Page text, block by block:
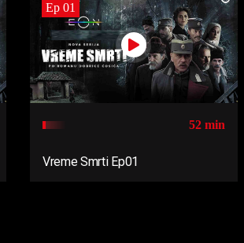
Ep 01
52 min
Vreme Smrti Ep01